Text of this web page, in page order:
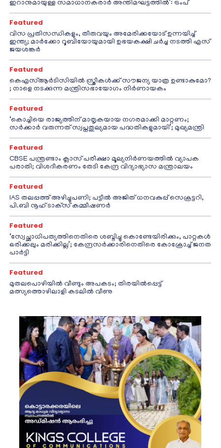
ഇറാനുമായുള്ള സമാധാനകരാർ അന്തിമഘട്ടത്തിൽ‌’: ട്രംപ്
Featured
വിസ പ്രതിസന്ധികളും, തീരുവയും അമേരിക്കയോട് ഉന്നയിച്ച്
ഇന്ത്യ; മാർക്കോ റൂബിയോയുമായി ഉഭയകക്ഷി ചർച്ച നടത്തി എസ്
ജയശങ്കർ
Featured
കെഎസ്ആർടിസിയിൽ സ്ത്രീകൾക്ക് സൗജന്യ യാത്ര ഉണ്ടാകുമോ?
; നാളെ നടക്കുന്ന മന്ത്രിസഭായോഗം നിർണായകം
Featured
‘കൊച്ചിയെ രാജ്യത്തിന് മാതൃകയായ നഗരമാക്കി മാറ്റണം;
സർക്കാർ വരുന്നത് സ്വപ്നതുല്യമായ പദ്ധതികളുമായി’; മുഖ്യമന്ത്രി
Featured
CBSE പന്ത്രണ്ടാം ക്ലാസ് പരീക്ഷാ മൂല്യനിർണയത്തിൽ വ്യാപക
പരാതി; വിശദീകരണം തേടി കേന്ദ്ര വിദ്യാഭ്യാസ മന്ത്രാലയം
Featured
IAS തലപ്പത്ത് അഴിച്ചുപണി; പട്ടീല്‍ അജിത് ധനവകുപ്പ് സെക്രട്ടറി,
പി.ബി നൂഹ് ടാക്‌സ് കമ്മീഷണര്‍
Featured
‘സ്വേച്ഛാധിപത്യത്തിനെതിരെ ശബ്ദിച്ചു കൊണ്ടേയിരിക്കും, പാറ്റകൾ
ഒരിക്കലും മരിക്കില്ല’; കേന്ദ്രസർക്കാരിനെതിരെ കോക്രോച്ച് ജനത
പാർട്ടി
Featured
മുതലപൊഴിയിൽ വീണ്ടും അപകടം; തിരയിൽപ്പെട്ട്
മത്സ്യത്തൊഴിലാളി കടലിൽ വീണു